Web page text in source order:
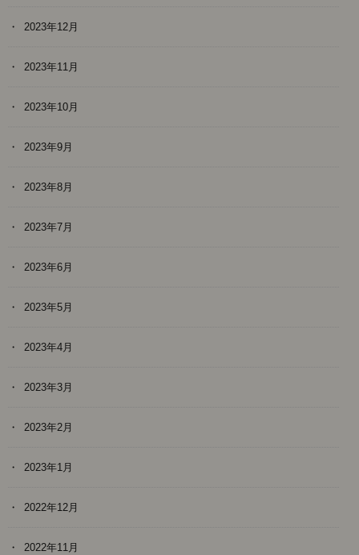
2023年12月
2023年11月
2023年10月
2023年9月
2023年8月
2023年7月
2023年6月
2023年5月
2023年4月
2023年3月
2023年2月
2023年1月
2022年12月
2022年11月